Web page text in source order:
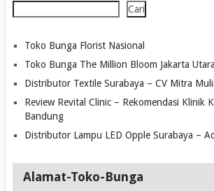
Cari
Toko Bunga Florist Nasional
Toko Bunga The Million Bloom Jakarta Utara
Distributor Textile Surabaya – CV Mitra
Review Revital Clinic – Rekomendasi Klinik
Bandung
Distributor Lampu LED Opple Surabaya –
Alamat-Toko-Bunga